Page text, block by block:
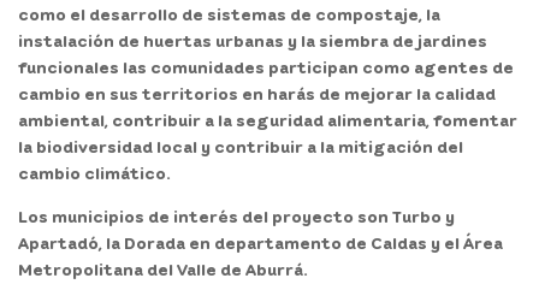
como el desarrollo de sistemas de compostaje, la
instalación de huertas urbanas y la siembra de jardines
funcionales las comunidades participan como agentes de
cambio en sus territorios en harás de mejorar la calidad
ambiental, contribuir a la seguridad alimentaria, fomentar
la biodiversidad local y contribuir a la mitigación del
cambio climático.
Los municipios de interés del proyecto son Turbo y
Apartadó, la Dorada en departamento de Caldas y el Área
Metropolitana del Valle de Aburrá.